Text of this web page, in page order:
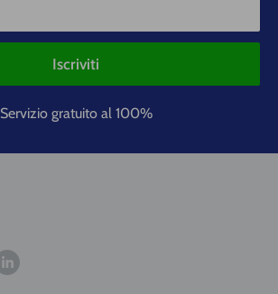
Iscriviti
Servizio gratuito al 100%